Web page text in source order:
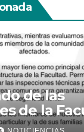
de las
de la